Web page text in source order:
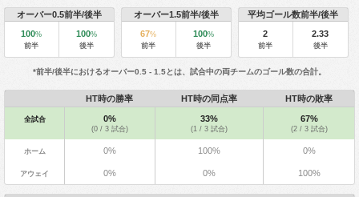
オーバー0.5前半/後半
100%
前半
100%
後半
オーバー1.5前半/後半
67%
前半
100%
後半
平均ゴール数前半/後半
2
前半
2.33
後半
*前半/後半におけるオーバー0.5 - 1.5とは、試合中の両チームのゴール数の合計。
HT時の勝率 HT時の同点率 HT時の敗率
全試合 0%
(0 / 3 試合)
33%
(1 / 3 試合)
67%
(2 / 3 試合)
ホーム 0% 100% 0%
アウェイ 0% 0% 100%